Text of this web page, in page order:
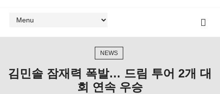
NEWS
김민솔 잠재력 폭발… 드림 투어 2개 대
회 연속 우승